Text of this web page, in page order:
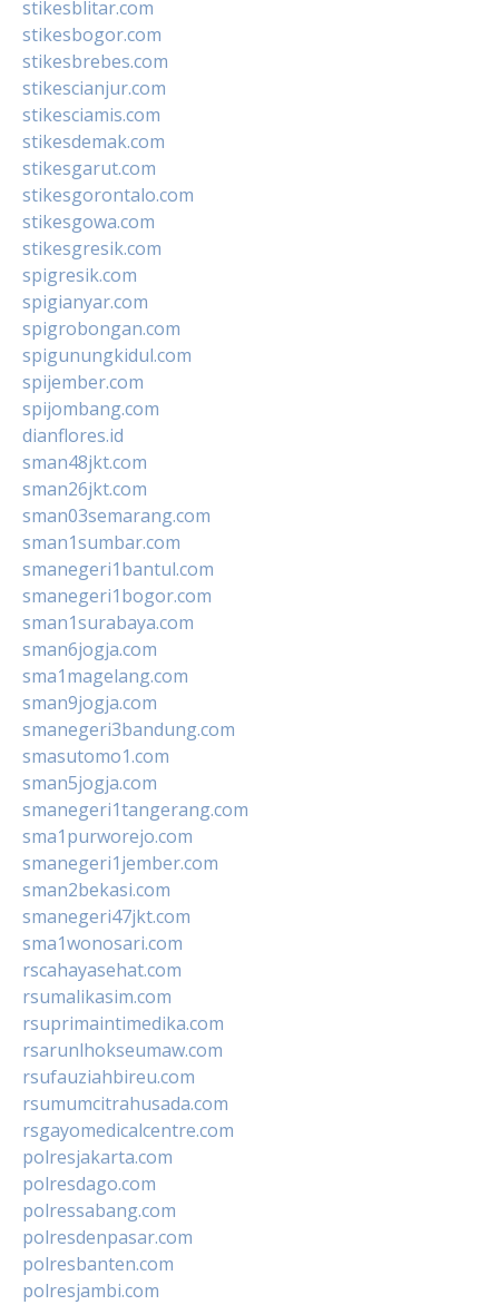
stikesblitar.com
stikesbogor.com
stikesbrebes.com
stikescianjur.com
stikesciamis.com
stikesdemak.com
stikesgarut.com
stikesgorontalo.com
stikesgowa.com
stikesgresik.com
spigresik.com
spigianyar.com
spigrobongan.com
spigunungkidul.com
spijember.com
spijombang.com
dianflores.id
sman48jkt.com
sman26jkt.com
sman03semarang.com
sman1sumbar.com
smanegeri1bantul.com
smanegeri1bogor.com
sman1surabaya.com
sman6jogja.com
sma1magelang.com
sman9jogja.com
smanegeri3bandung.com
smasutomo1.com
sman5jogja.com
smanegeri1tangerang.com
sma1purworejo.com
smanegeri1jember.com
sman2bekasi.com
smanegeri47jkt.com
sma1wonosari.com
rscahayasehat.com
rsumalikasim.com
rsuprimaintimedika.com
rsarunlhokseumaw.com
rsufauziahbireu.com
rsumumcitrahusada.com
rsgayomedicalcentre.com
polresjakarta.com
polresdago.com
polressabang.com
polresdenpasar.com
polresbanten.com
polresjambi.com